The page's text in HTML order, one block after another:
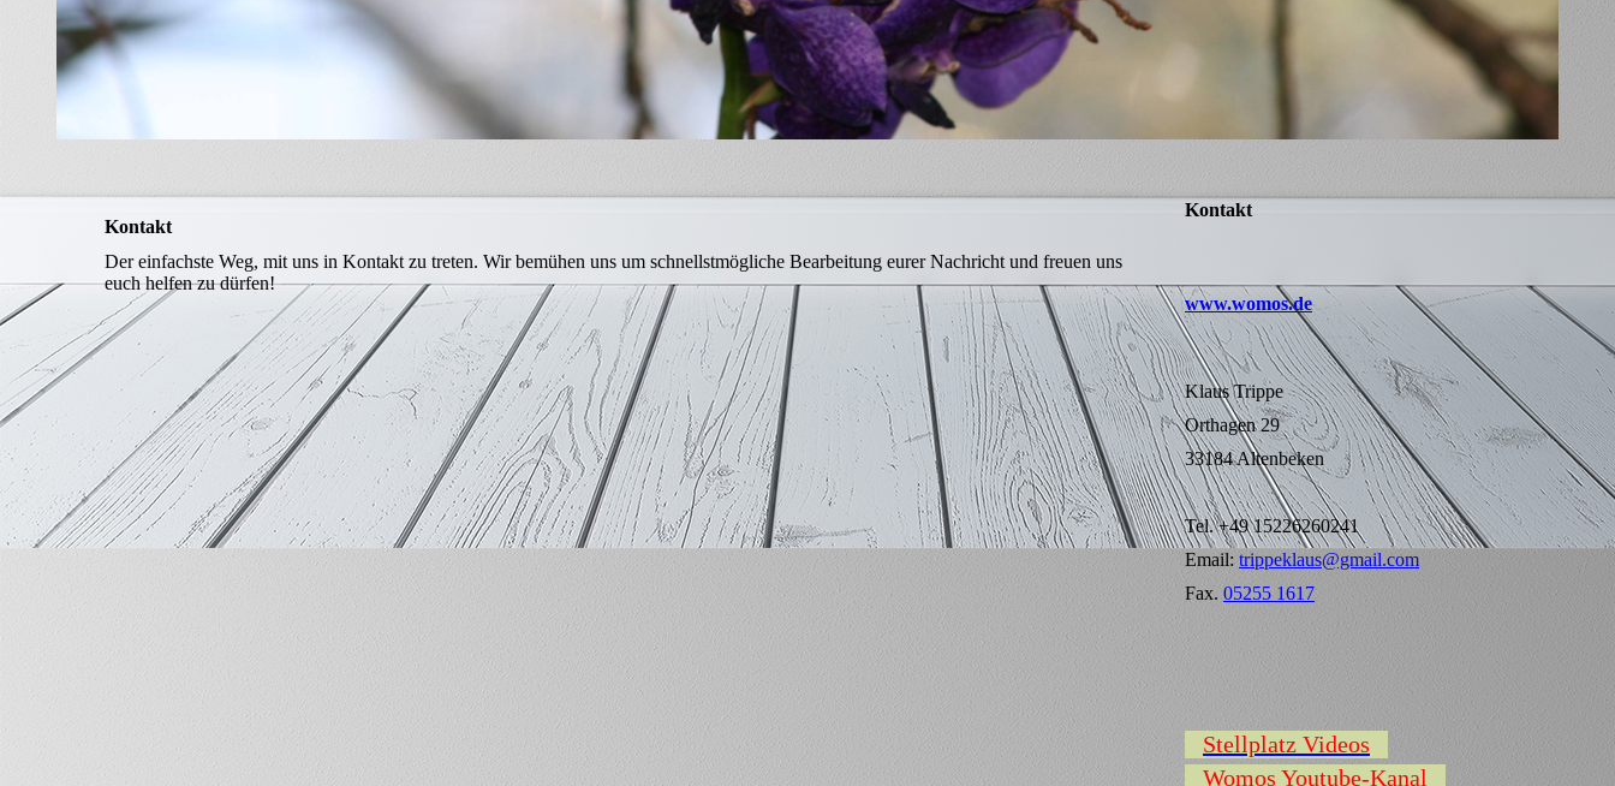
Frankia 680 ED-G
Camping Zubehör
Linklisten
Impressum |
Datenschutz |
Disclaimer
Am Bolsena See und
Rom
Gardasee
Süd Tirol
Weltreise
Kontakt
Der einfachste Weg, mit uns in Kontakt zu treten. Wir bemühen uns um schnellstmögliche Bearbeitung eurer Nachricht und freuen uns
euch helfen zu dürfen!
Kontakt
www.womos.de
Klaus Trippe
Orthagen 29
33184 Altenbeken
Tel. +49 15226260241
Email: trippeklaus@gmail.com
Fax. 05255 1617
Stellplatz Videos
Womos Youtube-Kanal